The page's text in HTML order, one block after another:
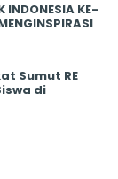
INDONESIA KE-
Sumut RE
di